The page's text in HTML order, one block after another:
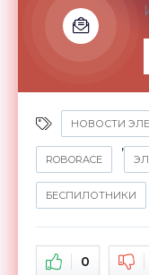
НОВОСТИ
ROBORACE
,
БЕСПИЛОТНИКИ
0